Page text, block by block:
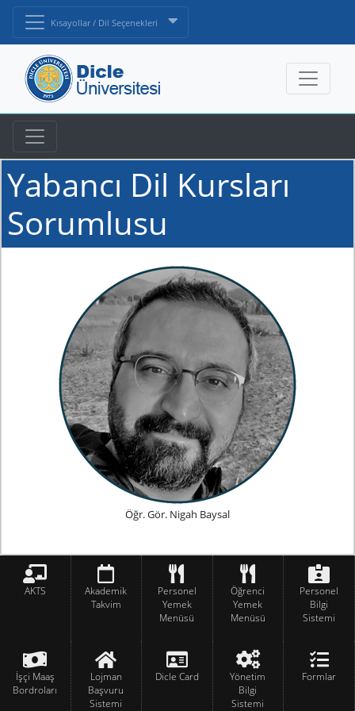
Kısayollar / Dil Seçenekleri
Yabancı Dil Kursları
Sorumlusu
Öğr. Gör. Nigah Baysal
AKTS
Akademik
Takvim
Personel
Yemek
Menüsü
Öğrenci
Yemek
Menüsü
Personel
Bilgi
Sistemi
İşçi Maaş
Bordroları
Lojman
Başvuru
Sistemi
Dicle Card
Yönetim
Bilgi
Sistemi
Formlar